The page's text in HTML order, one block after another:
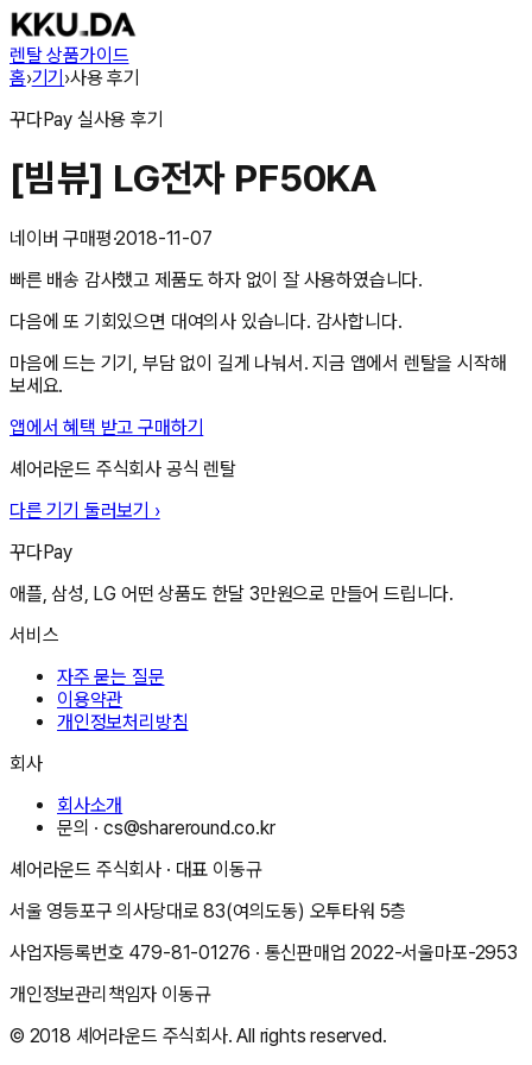
렌탈 상품가이드
홈›기기›사용 후기
꾸다Pay 실사용 후기
[빔뷰] LG전자 PF50KA
네이버 구매평·2018-11-07
빠른 배송 감사했고 제품도 하자 없이 잘 사용하였습니다.
다음에 또 기회있으면 대여의사 있습니다. 감사합니다.
마음에 드는 기기, 부담 없이 길게 나눠서. 지금 앱에서 렌탈을 시작해
보세요.
앱에서 혜택 받고 구매하기
셰어라운드 주식회사 공식 렌탈
다른 기기 둘러보기 ›
꾸다Pay
애플, 삼성, LG 어떤 상품도 한달 3만원으로 만들어 드립니다.
서비스
자주 묻는 질문
이용약관
개인정보처리방침
회사
회사소개
문의 ·cs@shareround.co.kr
셰어라운드 주식회사 · 대표 이동규
서울 영등포구 의사당대로 83(여의도동) 오투타워 5층
사업자등록번호 479-81-01276 · 통신판매업2022-서울마포-2953
개인정보관리책임자 이동규
© 2018 셰어라운드 주식회사. All rights reserved.